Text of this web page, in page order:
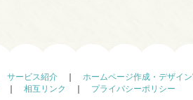
サービス紹介
ホームページ作成・デザイ
相互リンク プライバシーポリシー